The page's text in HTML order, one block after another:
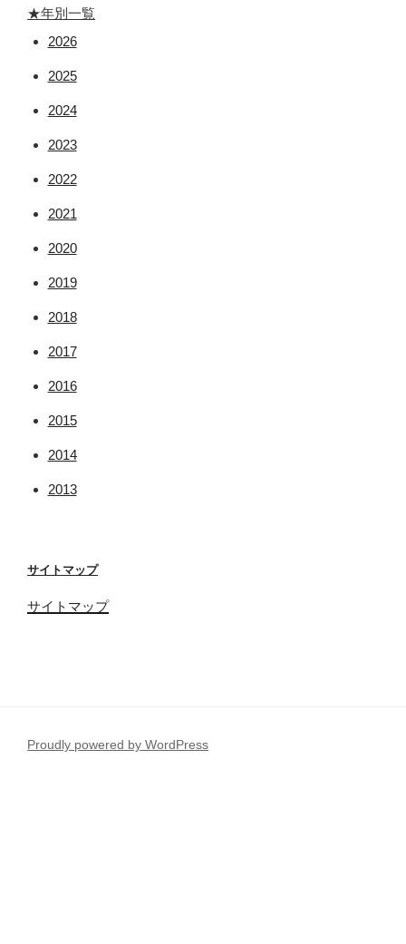
★年別一覧
2026
2025
2024
2023
2022
2021
2020
2019
2018
2017
2016
2015
2014
2013
サイトマップ
サイトマップ
Proudly powered by WordPress